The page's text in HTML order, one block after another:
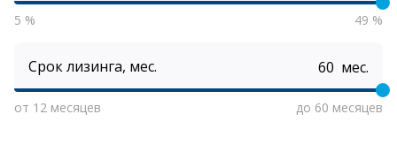
5 % 49 %
Срок лизинга, мес. мес.
от 12 месяцев до 60 месяцев